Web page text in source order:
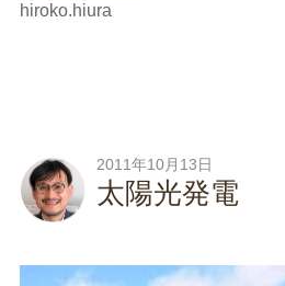
hiroko.hiura
2011年10月13日
太陽光発電